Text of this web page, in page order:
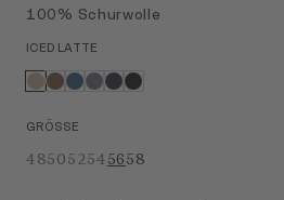
100% Schurwolle
ICED LATTE
GRÖSSE
485052545658